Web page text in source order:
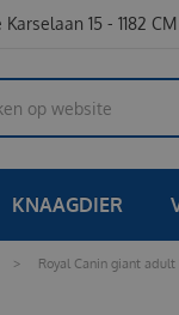
> Royal Canin giant adult
Karselaan 15 - 1182
KNAAGDIER